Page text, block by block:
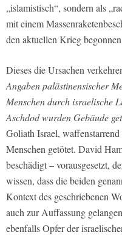
„islamistisch“, sondern als
mit einem
den aktuellen Krieg
Dieses die Ursachen
Angaben palästinensischer
Menschen durch israelische
Aschdod wurden Gebäude
Goliath Israel,
Menschen getötet. David
beschädigt – vorausgesetzt,
wissen, dass die beiden
Kontext des geschriebenen
auch zur Auffassung
ebenfalls Opfer der